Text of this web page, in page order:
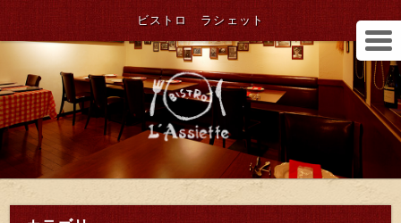
ビストロ ラシェット